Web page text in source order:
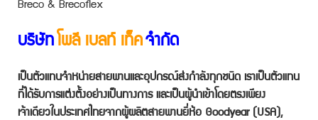
Breco & Brecoflex
บริษัท โพลี เบลท์ เท็ค จำกัด
เป็นตัวแทนจำหน่ายสายพานและอุปกรณ์ส่งกำลังทุกชนิด เราเป็นตัวแทน
ที่ได้รับการแต่งตั้งอย่างเป็นทางการ และเป็นผู้นำเข้าโดยตรงเพียง
เจ้าเดียวในประเทศไทยจากผู้ผลิตสายพานยี่ห้อ Goodyear (USA),